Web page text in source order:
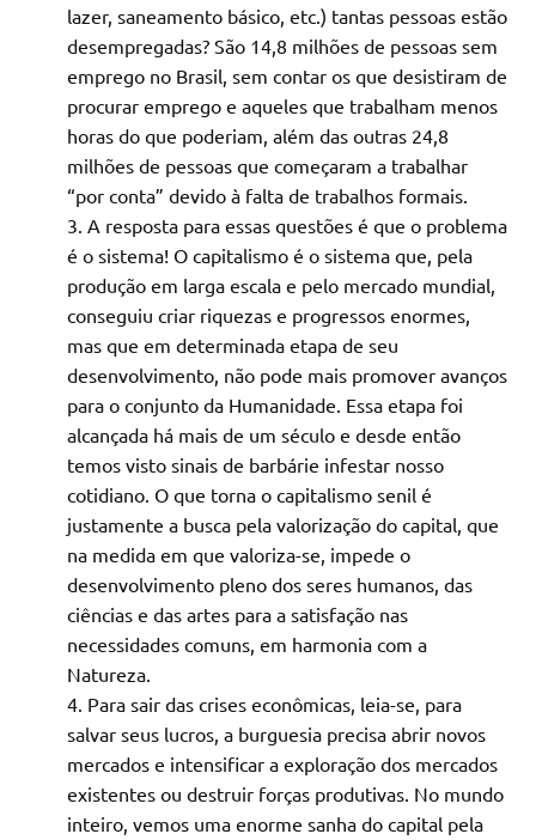
lazer, saneamento básico, etc.) tantas pessoas estão
desempregadas? São 14,8 milhões de pessoas sem
emprego no Brasil, sem contar os que desistiram de
procurar emprego e aqueles que trabalham menos
horas do que poderiam, além das outras 24,8
milhões de pessoas que começaram a trabalhar
“por conta” devido à falta de trabalhos formais.
A resposta para essas questões é que o problema
é o sistema! O capitalismo é o sistema que, pela
produção em larga escala e pelo mercado mundial,
conseguiu criar riquezas e progressos enormes,
mas que em determinada etapa de seu
desenvolvimento, não pode mais promover avanços
para o conjunto da Humanidade. Essa etapa foi
alcançada há mais de um século e desde então
temos visto sinais de barbárie infestar nosso
cotidiano. O que torna o capitalismo senil é
justamente a busca pela valorização do capital, que
na medida em que valoriza-se, impede o
desenvolvimento pleno dos seres humanos, das
ciências e das artes para a satisfação nas
necessidades comuns, em harmonia com a
Natureza.
Para sair das crises econômicas, leia-se, para
salvar seus lucros, a burguesia precisa abrir novos
mercados e intensificar a exploração dos mercados
existentes ou destruir forças produtivas. No mundo
inteiro, vemos uma enorme sanha do capital pela